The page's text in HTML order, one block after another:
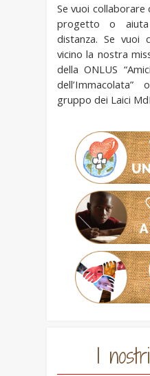
Se vuoi collaborare
progetto o
distanza. Se vuoi
vicino la nostra
della ONLUS
gruppo dei Laici
I